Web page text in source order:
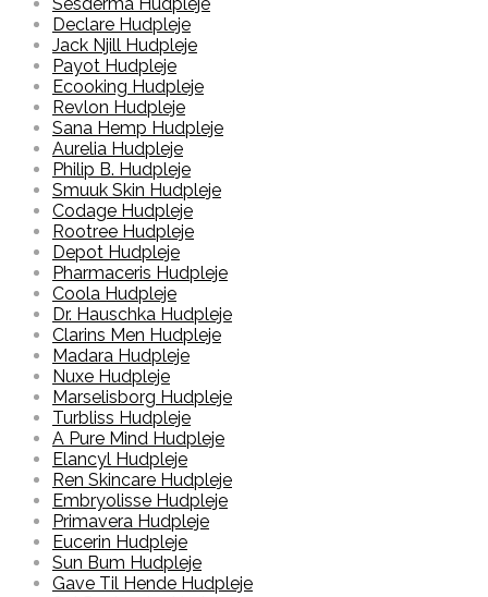
Declare Hudpleje
Jack Njill Hudpleje
Payot Hudpleje
Ecooking Hudpleje
Revlon Hudpleje
Sana Hemp Hudpleje
Aurelia Hudpleje
Philip B. Hudpleje
Smuuk Skin Hudpleje
Codage Hudpleje
Rootree Hudpleje
Depot Hudpleje
Pharmaceris Hudpleje
Coola Hudpleje
Dr. Hauschka Hudpleje
Clarins Men Hudpleje
Madara Hudpleje
Nuxe Hudpleje
Marselisborg Hudpleje
Turbliss Hudpleje
A Pure Mind Hudpleje
Elancyl Hudpleje
Ren Skincare Hudpleje
Embryolisse Hudpleje
Primavera Hudpleje
Eucerin Hudpleje
Sun Bum Hudpleje
Gave Til Hende Hudpleje